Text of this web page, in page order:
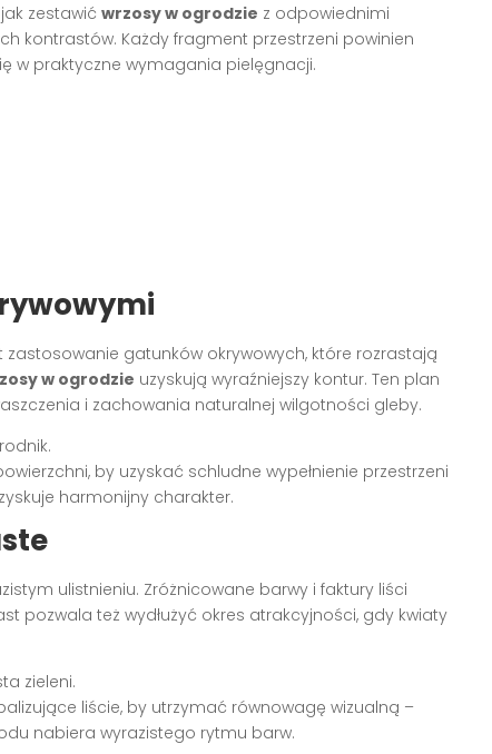
zestawić wrzosy w ogrodzie z odpowiednimi
kontrastów. Każdy fragment przestrzeni powinien
w praktyczne wymagania pielęgnacji.
gatunków okrywowych, które rozrastają
w ogrodzie uzyskują wyraźniejszy kontur. Ten plan
i zachowania naturalnej wilgotności gleby.
by uzyskać schludne wypełnienie przestrzeni
harmonijny charakter.
ulistnieniu. Zróżnicowane barwy i faktury liści
pozwala też wydłużyć okres atrakcyjności, gdy kwiaty
zieleni.
liście, by utrzymać równowagę wizualną –
nabiera wyrazistego rytmu barw.